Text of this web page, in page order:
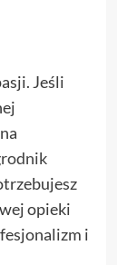
Jeśli
opieki
i